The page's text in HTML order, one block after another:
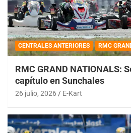
CENTRALES ANTERIORES RMC
RMC GRAND NATIONALS:
capítulo en Sunchales
26 julio, 2026 E-Kart